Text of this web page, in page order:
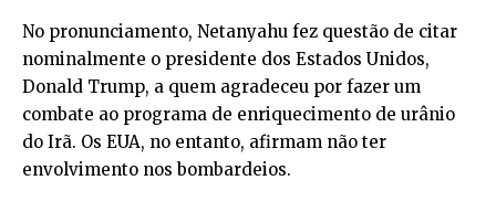
No pronunciamento, Netanyahu fez questão de citar
nominalmente o presidente dos Estados Unidos,
Donald Trump, a quem agradeceu por fazer um
combate ao programa de enriquecimento de urânio
do Irã. Os EUA, no entanto, afirmam não ter
envolvimento nos bombardeios.